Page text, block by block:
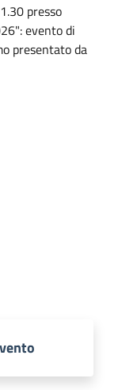
presso
evento di
presentato da